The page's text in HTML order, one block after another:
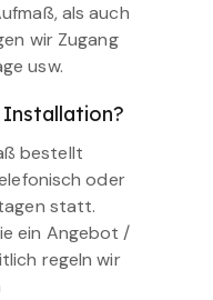
als auch
wir Zugang
usw.
Installation?
bestellt
oder
statt.
ein Angebot /
regeln wir